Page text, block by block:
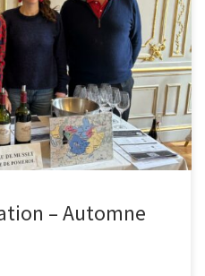
vous guider dans vos choix et
dernières notes de
encore disponibles à la
nous sommes présents à
trimestre 2025 et serons ravis
– Automne